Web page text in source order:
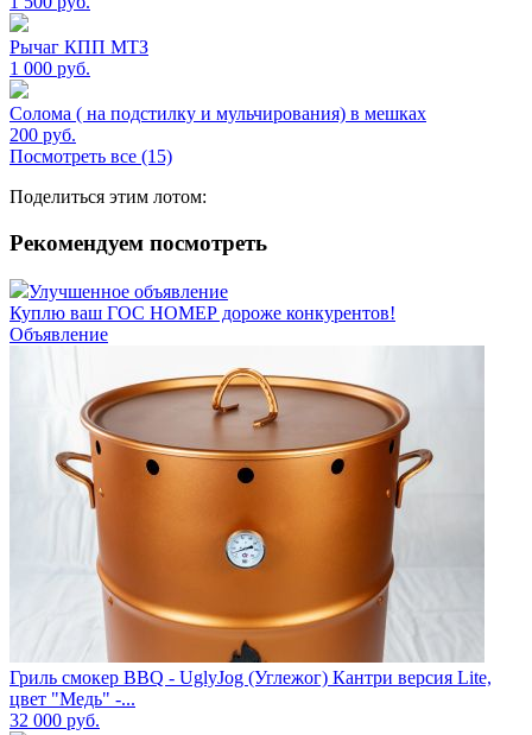
Рычаг КПП МТЗ
1 000 руб.
Солома ( на подстилку и мульчирования) в мешках
200 руб.
Посмотреть все (15)
Поделиться этим лотом:
Рекомендуем посмотреть
Улучшенное объявление
Куплю ваш ГОС НОМЕР дороже конкурентов!
Объявление
Гриль смокер BBQ - UglyJog (Углежог) Кантри версия Lite,
цвет "Медь" -...
32 000 руб.